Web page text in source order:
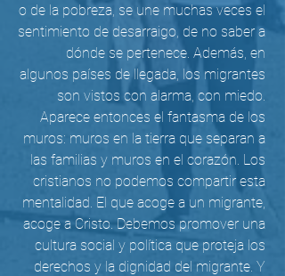
o de la pobreza, se une muchas veces el
sentimiento de desarraigo, de no saber a
dónde se pertenece. Además, en
algunos países de llegada, los migrantes
son vistos con alarma, con miedo.
Aparece entonces el fantasma de los
muros: muros en la tierra que separan a
las familias y muros en el corazón. Los
cristianos no podemos compartir esta
mentalidad. El que acoge a un migrante,
acoge a Cristo. Debemos promover una
cultura social y política que proteja los
derechos y la dignidad del migrante. Y